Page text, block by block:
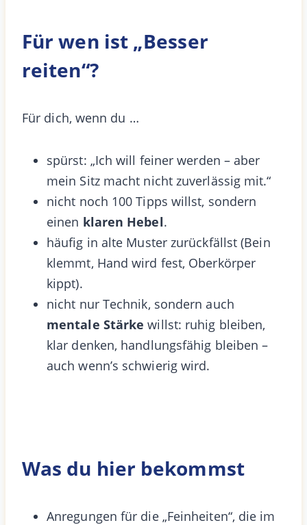
Für wen ist „Besser
reiten“?
Für dich, wenn du …
spürst: „Ich will feiner werden – aber
mein Sitz macht nicht zuverlässig mit.“
nicht noch 100 Tipps willst, sondern
einen klaren Hebel.
häufig in alte Muster zurückfällst (Bein
klemmt, Hand wird fest, Oberkörper
kippt).
nicht nur Technik, sondern auch
mentale Stärke willst: ruhig bleiben,
klar denken, handlungsfähig bleiben –
auch wenn’s schwierig wird.
Was du hier bekommst
Anregungen für die „Feinheiten“, die im